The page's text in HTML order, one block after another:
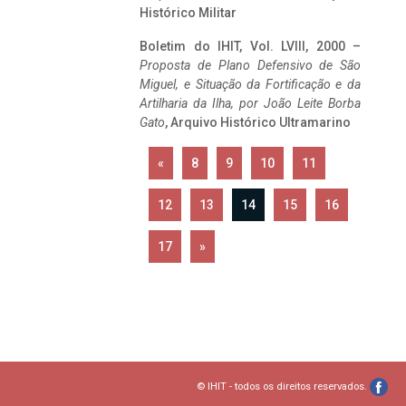
Histórico Militar
Boletim do IHIT, Vol. LVIII, 2000 –
Proposta de Plano Defensivo de São
Miguel, e Situação da Fortificação e da
Artilharia da Ilha, por João Leite Borba
Gato, Arquivo Histórico Ultramarino
« 8 9 10 11
12 13 14 15 16
17 »
© IHIT - todos os direitos reservados.